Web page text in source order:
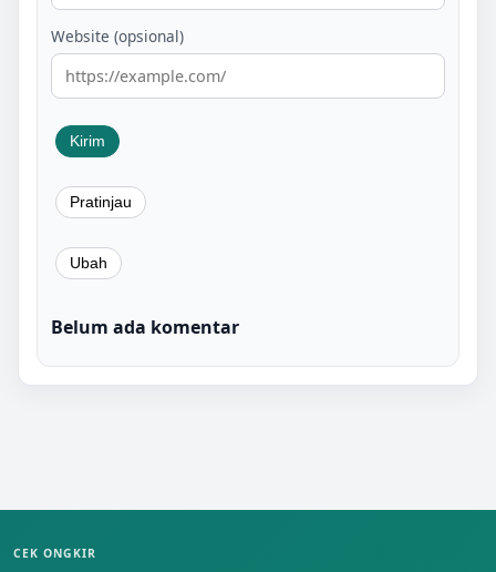
Website (opsional)
Belum ada komentar
CEK ONGKIR